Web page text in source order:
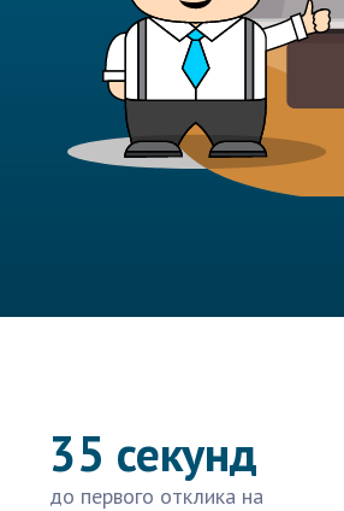
35 секунд
до первого отклика на